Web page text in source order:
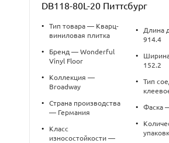
DB118-80L-20 Питтсбург
•
Тип товара — Кварц-
виниловая плитка
•
Бренд — Wonderful
Vinyl Floor
•
Коллекция —
Broadway
•
Страна производства
— Германия
•
Класс
износостойкости —
•
Длина
914.4
•
152.2
•
Тип
• Фаска
•